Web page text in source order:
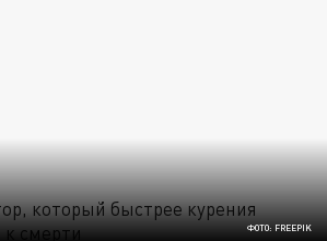
ФОТО: FREEPIK